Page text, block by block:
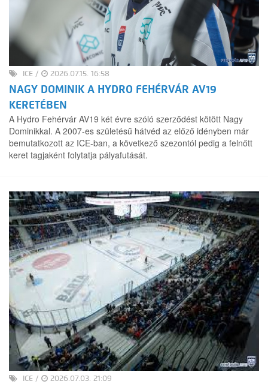
ICE / 2026.07.15. 16:58
NAGY DOMINIK A HYDRO FEHÉRVÁR AV19
KERETÉBEN
A Hydro Fehérvár AV19 két évre szóló szerződést kötött Nagy
Dominikkal. A 2007-es születésű hátvéd az előző idényben már
bemutatkozott az ICE-ban, a következő szezontól pedig a felnőtt
keret tagjaként folytatja pályafutását.
ICE / 2026.07.03. 21:09